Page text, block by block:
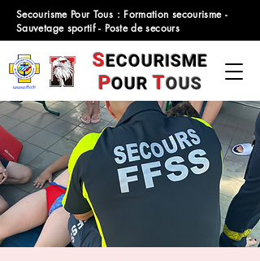
Secourisme Pour Tous : Formation secourisme -
Sauvetage sportif - Poste de secours
SECOURISME
POUR TOUS